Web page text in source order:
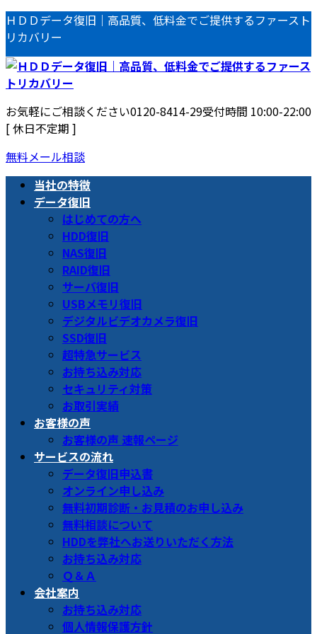
コ
ン
テ
ン
ツ
へ
ス
キ
ッ
プ
ナ
ビ
ゲ
ー
シ
ョ
ン
に
移
動
ＨＤＤデータ復旧｜高品質、低料金でご提供するファースト
リカバリー
お気軽にご相談ください0120-8414-29受付時間 10:00-22:00
[ 休日不定期 ]
無料メール相談
当社の特徴
データ復旧
はじめての方へ
HDD復旧
NAS復旧
RAID復旧
サーバ復旧
USBメモリ復旧
デジタルビデオカメラ復旧
SSD復旧
超特急サービス
お持ち込み対応
セキュリティ対策
お取引実績
お客様の声
お客様の声 速報ページ
サービスの流れ
データ復旧申込書
オンライン申し込み
無料初期診断・お見積のお申し込み
無料相談について
HDDを弊社へお送りいただく方法
お持ち込み対応
Ｑ＆Ａ
会社案内
お持ち込み対応
個人情報保護方針